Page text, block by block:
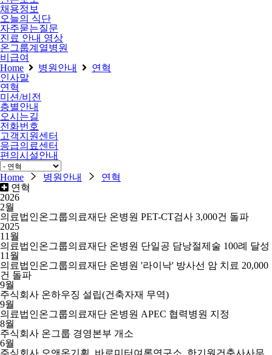
채용정보
오늘의 식단
자주묻는질문
진료 안내 영상
온그룹계열병원
비급여
Home
병원안내
연혁
인사말
연혁
미션/비전
층별안내
오시는길
전화번호
고객지원센터
응급의료센터
편의시설안내
장례식장
Home
병원안내
연혁
연혁
2026
2월
의료법인온그룹의료재단 온병원 PET-CT검사 3,000건 돌파
2025
11월
의료법인온그룹의료재단 온병원 단일공 담낭절제술 100례 달성
11월
의료법인온그룹의료재단 온병원 '라이낙' 방사선 암 치료 20,000
건 돌파
9월
주식회사 온하우징 설립(건축자재 무역)
9월
의료법인온그룹의료재단 온병원 APEC 협력병원 지정
8월
주식회사 온그룹 경영본부 개소
6월
주식회사 오앤온기획, 바로미터여론연구소, 한기원건축사사무